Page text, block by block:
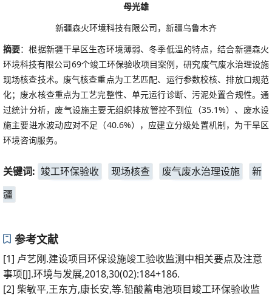
母光雄
新疆森火环境科技有限公司，新疆乌鲁木齐
摘要：根据新疆干旱区生态环境薄弱、冬季低温的特点，结合新疆森火
环境科技有限公司69个竣工环保验收项目案例，研究废气废水治理设施
现场核查技术。废气核查重点为工艺匹配、运行参数校核、排放口规范
化；废水核查重点为工艺完整性、单元运行诊断、污泥处置合规性。通
过统计分析，废气设施主要无组织排放管控不到位（35.1%）、废水设
施主要进水波动应对不足（40.6%），应建立分级处置机制，为干旱区
环境咨询服务。
关键词: 竣工环保验收 现场核查 废气废水治理设施
新
疆
参考文献
[1] 卢艺刚.建设项目环保设施竣工验收监测中相关要点及注意
事项[J].环境与发展,2018,30(02):184+186.
[2] 柴敏平,王东方,康长安,等.铅酸蓄电池项目竣工环保验收监